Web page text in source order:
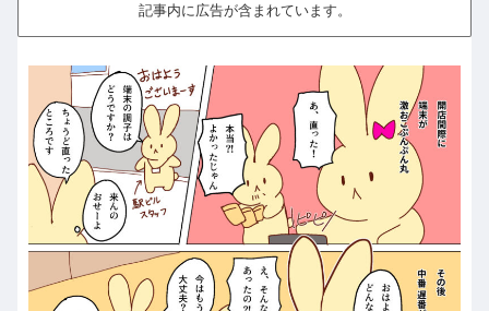
記事内に広告が含まれています。